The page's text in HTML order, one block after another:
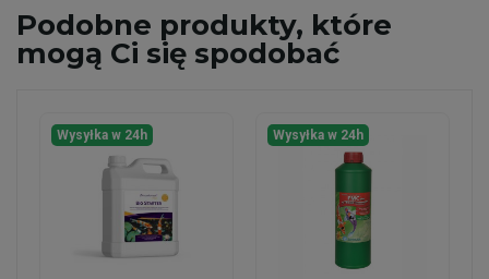
Podobne produkty, które
mogą Ci się spodobać
Wysyłka w 24h Wysyłka w 24h